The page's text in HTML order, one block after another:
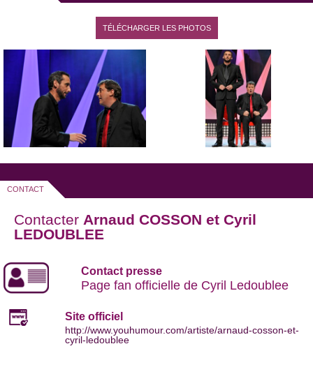
LEDOUBLEE - Réalisateur : Christophe
Franck © 2012 - PVO Audiovisuel
Multimédia
TÉLÉCHARGER LES PHOTOS
CONTACT
Contacter Arnaud COSSON et Cyril
LEDOUBLEE
Contact presse
Page fan officielle de Cyril Ledoublee
Site officiel
http://www.youhumour.com/artiste/arnaud-cosson-et-
cyril-ledoublee